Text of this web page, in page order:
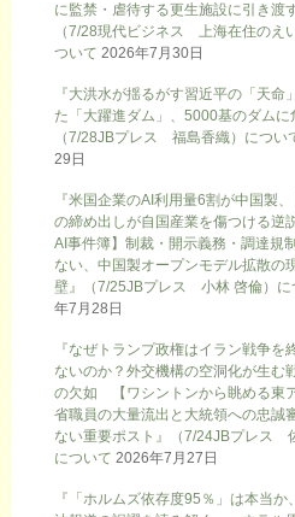
に監禁・虐待する更生施設に引き渡
（7/28現代ビジネス 上海在住のえ
ついて 2026年7月30日
『大洪水が揺るがす習近平の「天
た「大躍進ダム」、5000基のダムに
（7/28JBプレス 福島香織）につい
29日
『米国企業のAI利用量6割が中国製
の締め出しが自国産業を傷つける
AI事件簿】制裁・開示義務・調達規
ない、中国製オープンモデル拡散の
壁』（7/25JBプレス 小林 啓倫）に
年7月28日
『なぜトランプ政権はイラン戦争を
ないのか？外交機構の空洞化が生む
の欠如 【ワシントンから眺める東
省職員の大量流出と大統領への忠誠
ない重要ポスト』（7/24JBプレス
について 2026年7月27日
『「ホルムズ依存度95％」は本当か